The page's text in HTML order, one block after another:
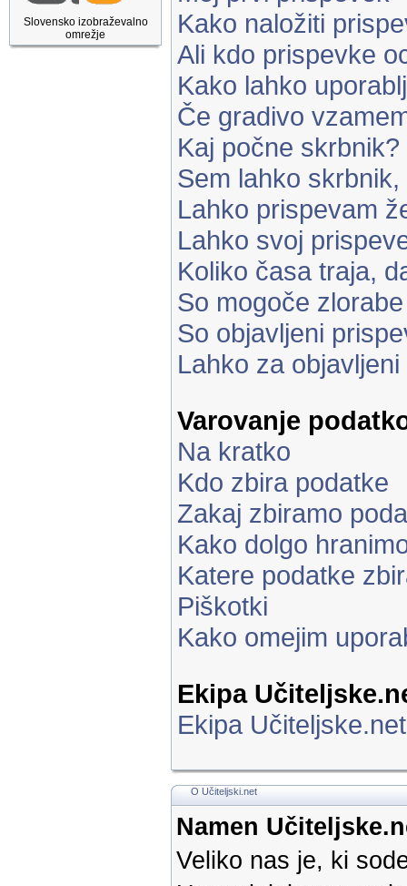
Slovensko izobraževalno
omrežje
Kako naložiti
Ali kdo prispevke
Kako lahko
Če gradivo
Kaj počne skrbnik?
Sem lahko
Lahko prispevam
Lahko svoj
Koliko časa traja,
So mogoče
So objavljeni
Lahko za
Varovanje
Na kratko
Kdo zbira podatke
Zakaj zbiramo
Kako dolgo
Katere podatke
Piškotki
Kako omejim
Ekipa
Ekipa Učiteljske.net
O Učiteljski.net
Namen
Veliko nas je, ki